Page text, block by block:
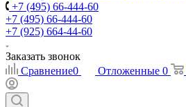
+7 (495) 66-444-60
+7 (495) 66-444-60
+7 (925) 664-44-60
Заказать звонок
Сравнение0 Отложенные 0